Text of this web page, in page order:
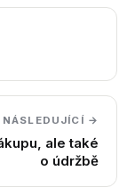
NÁSLEDUJÍCÍ →
ale také
o údržbě